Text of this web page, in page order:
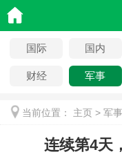
国际 国内
财经 军事
当前位置： 主页 > 军事
连续第4天